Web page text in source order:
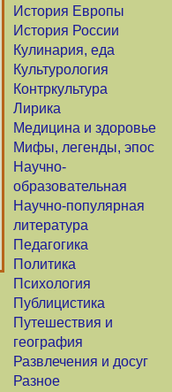
История Европы
История России
Кулинария, еда
Культурология
Контркультура
Лирика
Медицина и здоровье
Мифы, легенды, эпос
Научно-
образовательная
Научно-популярная
литература
Педагогика
Политика
Психология
Публицистика
Путешествия и
география
Развлечения и досуг
Разное